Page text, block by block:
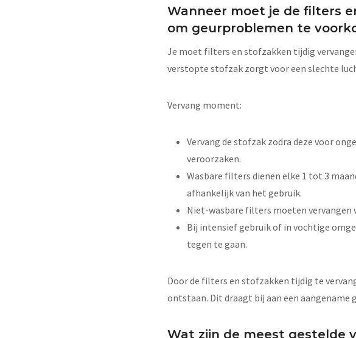
Wanneer moet je de filters
om geurproblemen te
Je moet filters en stofzakken tijdig
verstopte stofzak zorgt voor een slechte
Vervang moment:
Vervang de stofzak zodra deze voor
veroorzaken.
Wasbare filters dienen elke 1 tot 3
afhankelijk van het gebruik.
Niet-wasbare filters moeten vervangen
Bij intensief gebruik of in vochtige
tegen te gaan.
Door de filters en stofzakken tijdig te
ontstaan. Dit draagt bij aan een
Wat zijn de meest gestelde